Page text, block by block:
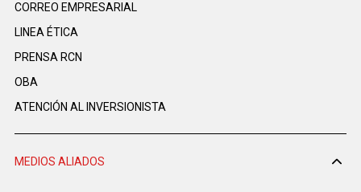
CORREO EMPRESARIAL
LINEA ÉTICA
PRENSA RCN
OBA
ATENCIÓN AL INVERSIONISTA
MEDIOS ALIADOS